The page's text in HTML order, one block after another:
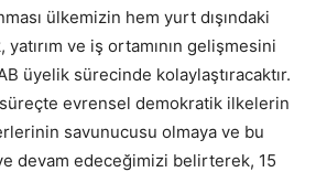
ülkemizin hem yurt dışındaki
yatırım ve iş ortamının gelişmesini
üyelik sürecinde kolaylaştıracaktır.
süreçte evrensel demokratik ilkelerin
savunucusu olmaya ve bu
devam edeceğimizi belirterek, 15